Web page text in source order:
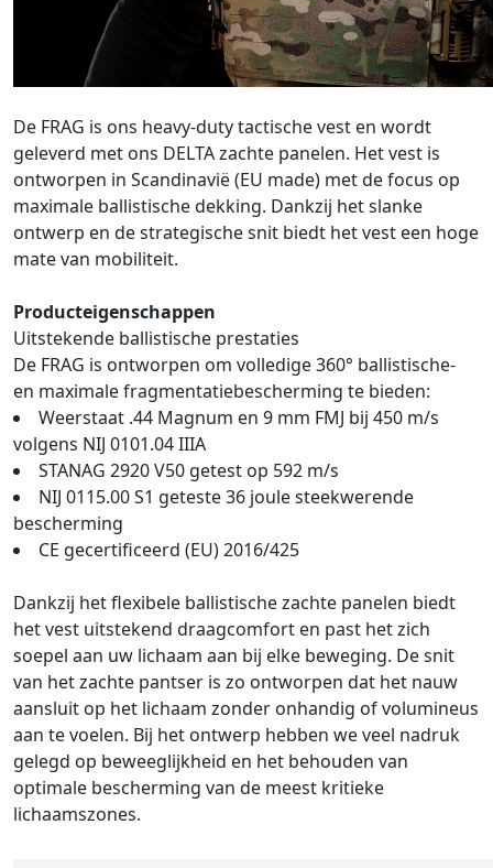
De FRAG is ons heavy-duty tactische vest en wordt
geleverd met ons DELTA zachte panelen. Het vest is
ontworpen in Scandinavië (EU made) met de focus op
maximale ballistische dekking. Dankzij het slanke
ontwerp en de strategische snit biedt het vest een hoge
mate van mobiliteit.
Producteigenschappen
Uitstekende ballistische prestaties
De FRAG is ontworpen om volledige 360° ballistische-
en maximale fragmentatiebescherming te bieden:
Weerstaat .44 Magnum en 9 mm FMJ bij 450 m/s
volgens NIJ 0101.04 IIIA
STANAG 2920 V50 getest op 592 m/s
NIJ 0115.00 S1 geteste 36 joule steekwerende
bescherming
CE gecertificeerd (EU) 2016/425
Dankzij het flexibele ballistische zachte panelen biedt
het vest uitstekend draagcomfort en past het zich
soepel aan uw lichaam aan bij elke beweging. De snit
van het zachte pantser is zo ontworpen dat het nauw
aansluit op het lichaam zonder onhandig of volumineus
aan te voelen. Bij het ontwerp hebben we veel nadruk
gelegd op beweeglijkheid en het behouden van
optimale bescherming van de meest kritieke
lichaamszones.